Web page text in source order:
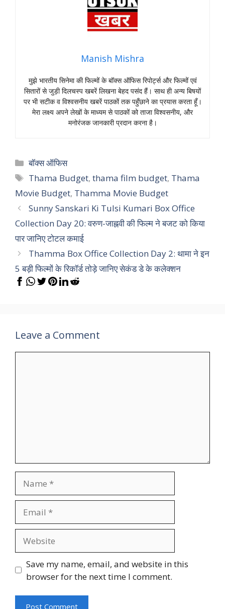
Manish Mishra
मुझे भारतीय सिनेमा की फिल्मों के बॉक्स ऑफिस रिपोर्ट्स और फिल्मों एवं
सितारों से जुड़ी दिलचस्प खबरें लिखना बेहद पसंद हैं। साथ ही अन्य बिषयों
पर भी सटीक व विश्वसनीय खबरें पाठकों तक पहुँछाने का प्रयास करता हूँ।
मेरा लक्ष्य अपने लेखों के माध्यम से पाठकों को ताजा विश्वसनीय, और
मनोरंजक जानकारी प्रदान करना है।
Categories
बॉक्स ऑफिस
Tags
Thama Budget,thama film budget, Thama
Movie Budget, Thamma Movie Budget
Sunny Sanskari Ki Tulsi Kumari Box Office
Collection Day 20: वरुण-जाह्नवी की फिल्म ने बजट को किया
पार जानिए टोटल कमाई
Thamma Box Office Collection Day 2: थामा ने इन
5 बड़ी फिल्मों के रिकॉर्ड तोड़े जानिए सेकंड डे के कलेक्शन
Leave a Comment
Save my name, email, and website in this
browser for the next time I comment.